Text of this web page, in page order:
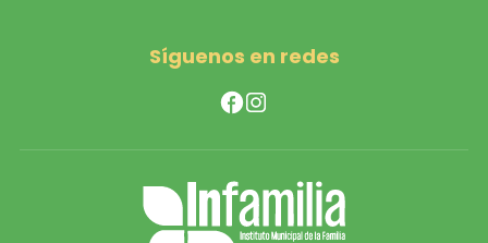
Síguenos en redes